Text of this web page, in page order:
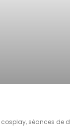
cosplay, séances de